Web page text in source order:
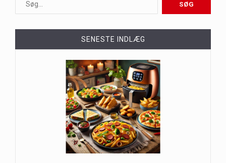
SENESTE INDLÆG